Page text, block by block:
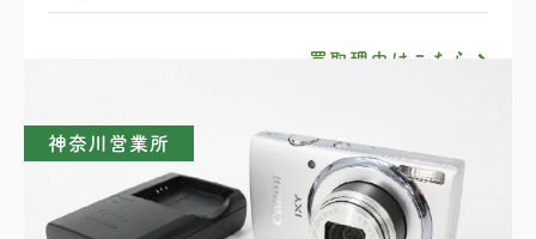
買取理由はこちら
神奈川営業所